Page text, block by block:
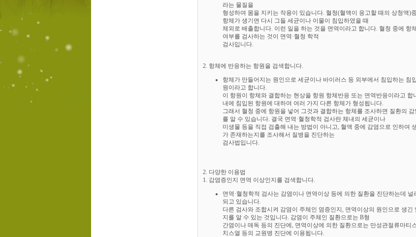
라는 물질을
형성하여 몸을 지키는 작용이 있습니다. 혈청(혈액이 응고할 때의 상청액)
항체가 생기면 다시 그들 세균이나 이물이 침입하였을 때
체외로 배출합니다. 이런 일을 하는 것을 면역이라고 합니다. 혈청 중에 항
여부를 검사하는 것이 면역·혈청 학적
검사입니다.
2. 항체에 반응하는 항원을 검색합니다.
항체가 만들어지는 원인으로 세균이나 바이러스 등 외부에서 침입하는 침
원이라고 합니다.
이 항원이 항체와 결합하는 현상을 항원 항체반응 또는 면역반응이라고 합
내에 침입된 항원에 대하여 여러 가지 다른 항체가 형성됩니다.
그래서 혈청 중에 항원을 넣어 그것과 결합하는 항체를 조사하면 질환의 감
를 알 수 있습니다. 결국 면역·혈청학적 검사란 체내의 세균이나
미생물 등을 직접 검출해 내는 방법이 아니고, 혈액 중에 감염으로 인하여
가 존재하는지를 조사해서 질병을 진단하는
검사법입니다.
2. 다양한 이용법
1. 감염증인지 면역 이상인지를 검색합니다.
면역·혈청학적 검사는 감염이나 면역이상 등에 의한 질환을 진단하는데 널
되고 있습니다.
다른 검사와 조합시켜 감염이 주체인 염증인지, 면역이상의 원인으로 생긴
지를 알 수 있는 것입니다. 감염이 주체인 질환으로는 B형
간염이나 매독 등의 진단에, 면역이상에 의한 질환으로는 만성관절류마티
치스열 등의 교원병 진단에 이용됩니다.